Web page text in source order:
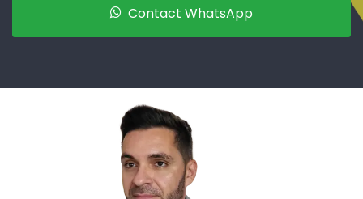
Contact WhatsApp